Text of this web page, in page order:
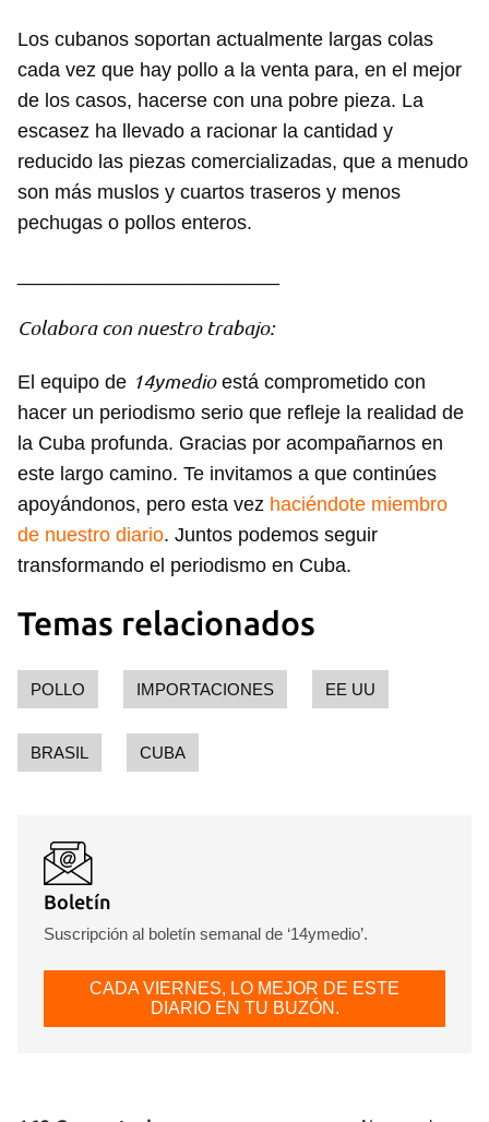
Los cubanos soportan actualmente largas colas
cada vez que hay pollo a la venta para, en el mejor
de los casos, hacerse con una pobre pieza. La
escasez ha llevado a racionar la cantidad y
reducido las piezas comercializadas, que a menudo
son más muslos y cuartos traseros y menos
pechugas o pollos enteros.
Colabora con nuestro trabajo:
El equipo de 14ymedioestá comprometido con
hacer un periodismo serio que refleje la realidad de
la Cuba profunda. Gracias por acompañarnos en
este largo camino. Te invitamos a que continúes
apoyándonos, pero esta vez haciéndote miembro
de nuestro diario. Juntos podemos seguir
transformando el periodismo en Cuba.
Temas relacionados
POLLO IMPORTACIONES EE UU
BRASIL CUBA
Boletín
Suscripción al boletín semanal de ‘14ymedio’.
CADA VIERNES, LO MEJOR DE ESTE
DIARIO EN TU BUZÓN.